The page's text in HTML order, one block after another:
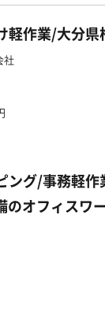
軽作業/大分県
社
ング/事務軽
のオフィスワ